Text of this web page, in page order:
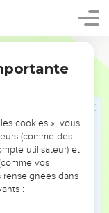
ayant les deux
de la
de son visage
Moïse, et
craignaient de
de
parla.
cookies », vous
(comme des
utilisateur) et
vos
dans
: